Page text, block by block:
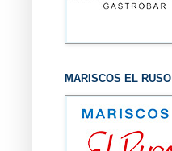
MARISCOS EL RUSO